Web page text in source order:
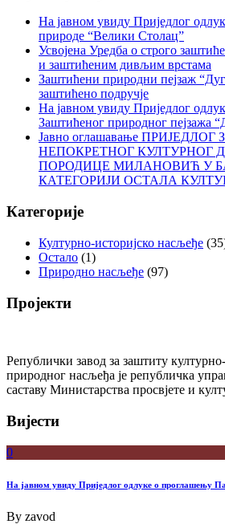
На јавном увиду Приједлог
природе “Велики Столац”
Усвојена Уредба о строго
и заштићеним дивљим врстама
Заштићени природни пејзаж
заштићено подручје
На јавном увиду Приједлог
Заштићеног природног пејзажа
Јавно оглашавање
НЕПОКРЕТНОГ КУЛТУРНОГ
ПОРОДИЦЕ МИЛАНОВИЋ У
КАТЕГОРИЈИ ОСТАЛА
Категорије
Културно-историјско насљеђе
Остало (1)
Природно насљеђе (97)
Пројекти
Републички завод за заштиту
природног насљеђа је републичка
саставу Министарства просвјете и
Вијести
0
На јавном увиду Приједлог oдлуке о проглашењу
By zavod